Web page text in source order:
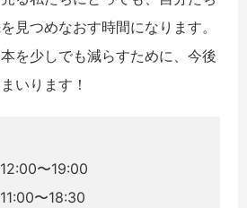
見つめなおす時間になります。
を少しでも減らすために、今後
いります！
〜19:00
〜18:30